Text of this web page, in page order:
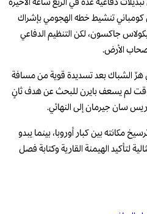
كومباني تنشيط خطه الهجومي بإشراك
جاكسون، لكن التنظيم الدفاعي
الأرض.
هزّ الشباك بعد تسديدة قوية من مسافة
لم يسعف بايرن للبحث عن هدف ثانٍ
سان جيرمان إلى النهائي.
مكانته بين كبار أوروبا، بينما يبدو
لتأكيد الهيمنة القارية وكتابة فصل